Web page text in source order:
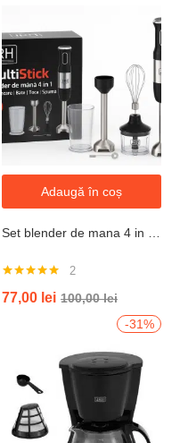
Adaugă în coș
5.00din 5
2
77,00 lei 100,00lei
-31%